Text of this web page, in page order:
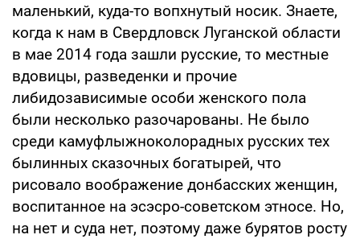
маленький, куда-то вопхнутый носик. Знаете,
когда к нам в Свердловск Луганской области
в мае 2014 года зашли русские, то местные
вдовицы, разведенки и прочие
либидозависимые особи женского пола
были несколько разочарованы. Не было
среди камуфлыжноколорадных русских тех
былинных сказочных богатырей, что
рисовало воображение донбасских женщин,
воспитанное на эсэсро-советском этносе. Но,
на нет и суда нет, поэтому даже бурятов росту